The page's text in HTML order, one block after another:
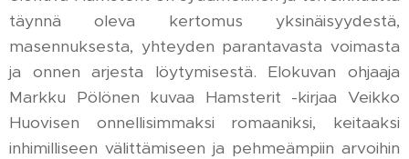
täynnä oleva kertomus yksinäisyydestä,
masennuksesta, yhteyden parantavasta voimasta
ja onnen arjesta löytymisestä. Elokuvan ohjaaja
Markku Pölönen kuvaa Hamsterit -kirjaa Veikko
Huovisen onnellisimmaksi romaaniksi, keitaaksi
inhimilliseen välittämiseen ja pehmeämpiin arvoihin